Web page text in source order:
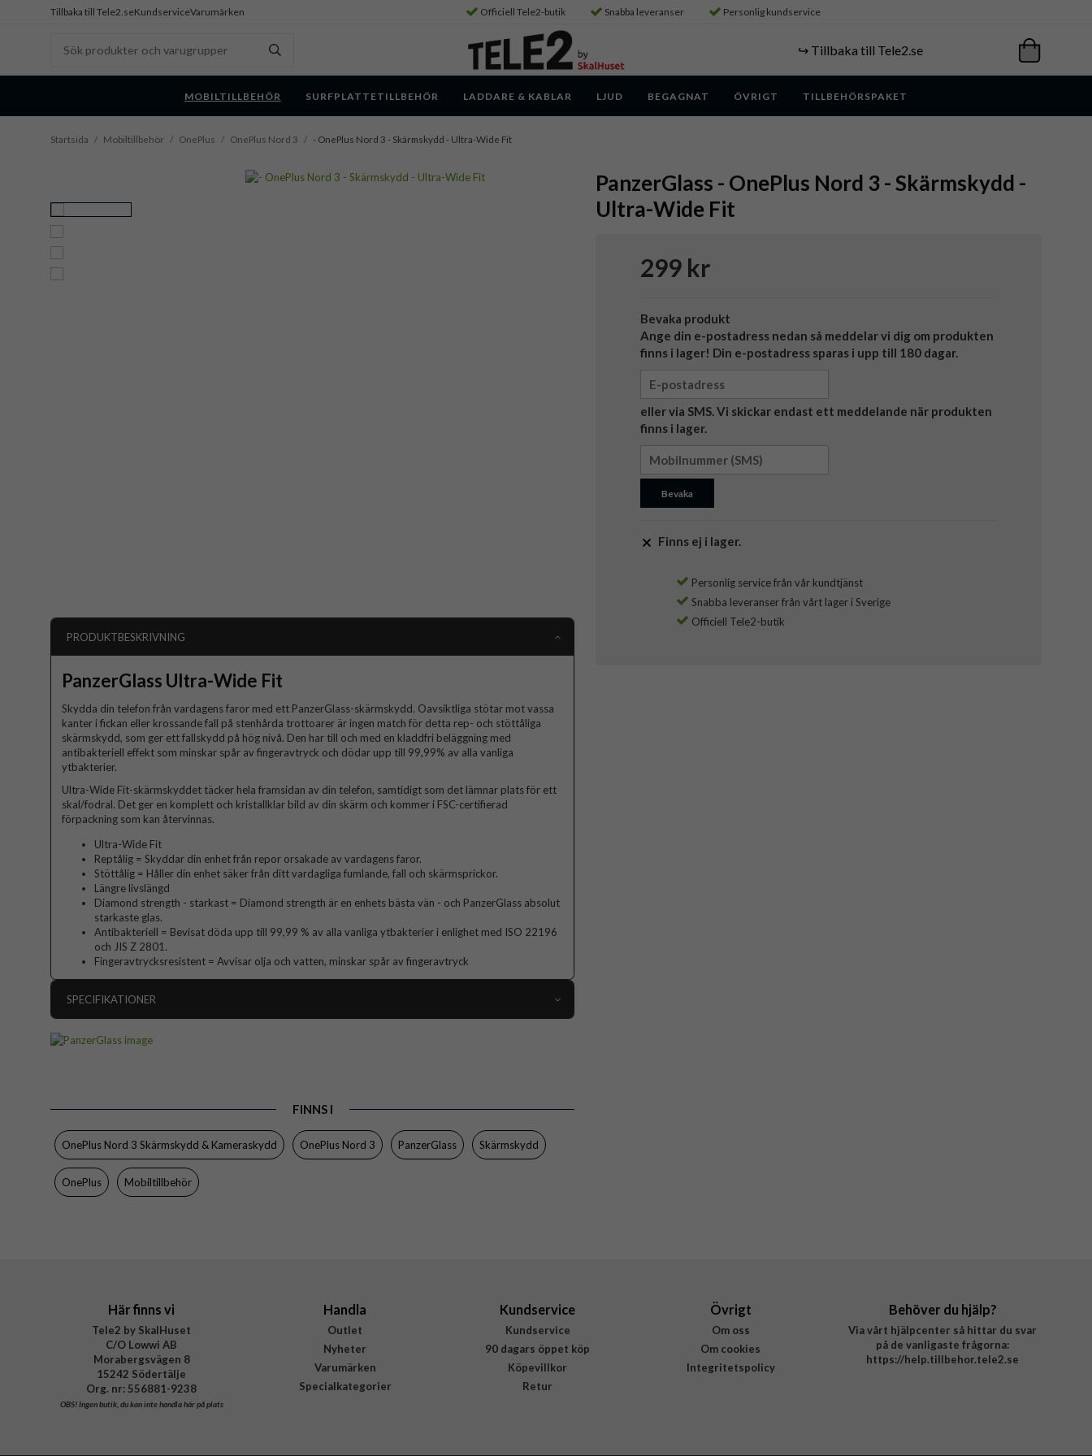
Tillbaka till Tele2.seKundserviceVarumärken Officiell Tele2-butik Snabba leveranser Personlig kundservice
↪️ Tillbaka till Tele2.se
MOBILTILLBEHÖR SURFPLATTETILLBEHÖR LADDARE & KABLAR LJUD BEGAGNAT ÖVRIGT TILLBEHÖRSPAKET
Startsida / Mobiltillbehör / OnePlus / OnePlus Nord 3 / - OnePlus Nord 3 - Skärmskydd - Ultra-Wide Fit
PanzerGlass - OnePlus Nord 3 - Skärmskydd -
Ultra-Wide Fit
299 kr
Bevaka produkt
Ange din e-postadress nedan så meddelar vi dig om produkten
finns i lager! Din e-postadress sparas i upp till 180 dagar.
eller via SMS. Vi skickar endast ett meddelande när produkten
finns i lager.
Bevaka
Finns ej i lager.
Personlig service från vår kundtjänst
Snabba leveranser från vårt lager i Sverige
Officiell Tele2-butik
PRODUKTBESKRIVNING
PanzerGlass Ultra-Wide Fit
Skydda din telefon från vardagens faror med ett PanzerGlass-skärmskydd. Oavsiktliga stötar mot vassa
kanter i fickan eller krossande fall på stenhårda trottoarer är ingen match för detta rep- och stöttåliga
skärmskydd, som ger ett fallskydd på hög nivå. Den har till och med en kladdfri beläggning med
antibakteriell effekt som minskar spår av fingeravtryck och dödar upp till 99,99% av alla vanliga
ytbakterier.
Ultra-Wide Fit-skärmskyddet täcker hela framsidan av din telefon, samtidigt som det lämnar plats för ett
skal/fodral. Det ger en komplett och kristallklar bild av din skärm och kommer i FSC-certifierad
förpackning som kan återvinnas.
Ultra-Wide Fit
Reptålig = Skyddar din enhet från repor orsakade av vardagens faror.
Stöttålig = Håller din enhet säker från ditt vardagliga fumlande, fall och skärmsprickor.
Längre livslängd
Diamond strength - starkast = Diamond strength är en enhets bästa vän - och PanzerGlass absolut
starkaste glas.
Antibakteriell = Bevisat döda upp till 99,99 % av alla vanliga ytbakterier i enlighet med ISO 22196
och JIS Z 2801.
Fingeravtrycksresistent = Avvisar olja och vatten, minskar spår av fingeravtryck
SPECIFIKATIONER
Egenskaper
Case friendly
Färg
Genomskinlig
Material
Härdat glas
Varumärke
FINNS I
OnePlus Nord 3 Skärmskydd & Kameraskydd OnePlus Nord 3 PanzerGlass Skärmskydd
OnePlus Mobiltillbehör
Här finns vi
Tele2 by SkalHuset
C/O Lowwi AB
Morabergsvägen 8
15242 Södertälje
Org. nr: 556881-9238
OBS!Ingen butik, du kan inte handla här på plats
Handla
Outlet
Nyheter
Varumärken
Specialkategorier
Kundservice
Kundservice
90 dagars öppet köp
Köpevillkor
Retur
Övrigt
Om oss
Om cookies
Integritetspolicy
Behöver du hjälp?
Via vårt hjälpcenter så hittar du svar
på de vanligaste frågorna:
https://help.tillbehor.tele2.se